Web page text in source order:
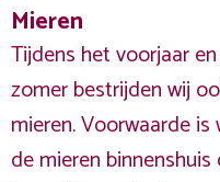
Mieren
Tijdens het voorjaar
zomer bestrijden wij
mieren. Voorwaarde is
de mieren binnenshuis